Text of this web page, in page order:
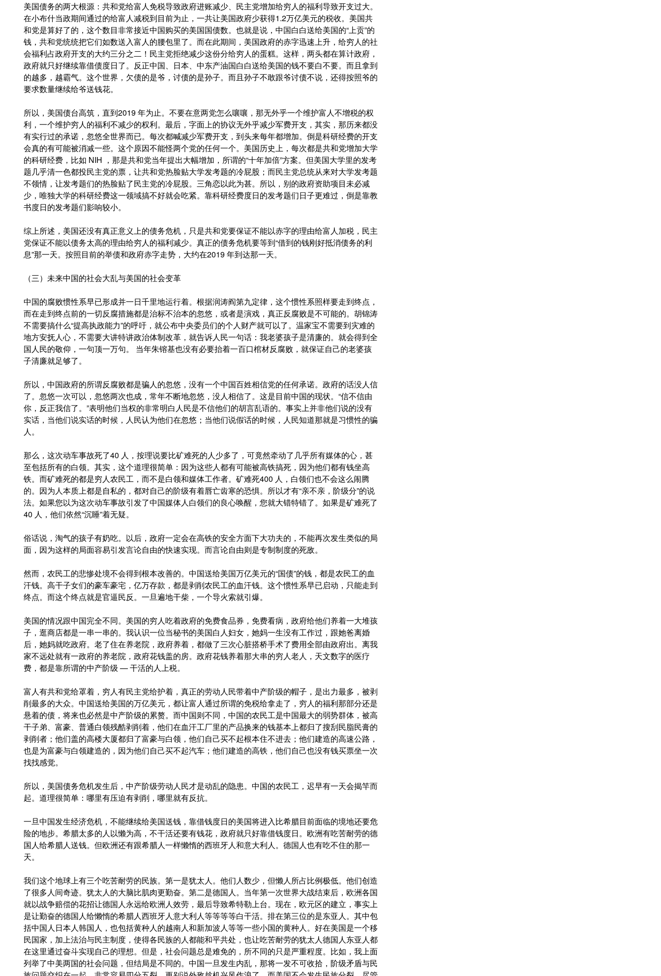
美国债务的两大根源：共和党给富人免税导致政府进账减少、民主党增加给穷人的福利导致开支过大。
在小布什当政期间通过的给富人减税到目前为止，一共让美国政府少获得1.2万亿美元的税收。美国共
和党是算好了的，这个数目非常接近中国购买的美国国债数。也就是说，中国白白送给美国的“上贡”的
钱，共和党统统把它们如数送入富人的腰包里了。而在此期间，美国政府的赤字迅速上升，给穷人的社
会福利占政府开支的大约三分之二！民主党拒绝减少这份分给穷人的蛋糕。这样，两头都在算计政府，
政府就只好继续靠借债度日了。反正中国、日本、中东产油国白白送给美国的钱不要白不要。而且拿到
的越多，越霸气。这个世界，欠债的是爷，讨债的是孙子。而且孙子不敢跟爷讨债不说，还得按照爷的
要求数量继续给爷送钱花。
所以，美国债台高筑，直到2019 年为止。不要在意两党怎么嚷嚷，那无外乎一个维护富人不增税的权
利，一个维护穷人的福利不减少的权利。最后，字面上的协议无外乎减少军费开支，其实，那历来都没
有实行过的承诺，忽悠全世界而已。每次都喊减少军费开支，到头来每年都增加。倒是科研经费的开支
会真的有可能被消减一些。这个原因不能怪两个党的任何一个。美国历史上，每次都是共和党增加大学
的科研经费，比如 NIH ，那是共和党当年提出大幅增加，所谓的“十年加倍”方案。但美国大学里的发考
题几乎清一色都投民主党的票，让共和党热脸贴大学发考题的冷屁股；而民主党总统从来对大学发考题
不领情，让发考题们的热脸贴了民主党的冷屁股。三角恋以此为甚。所以，别的政府资助项目未必减
少，唯独大学的科研经费这一领域搞不好就会吃紧。靠科研经费度日的发考题们日子更难过，倒是靠教
书度日的发考题们影响较小。
综上所述，美国还没有真正意义上的债务危机，只是共和党要保证不能以赤字的理由给富人加税，民主
党保证不能以债务太高的理由给穷人的福利减少。真正的债务危机要等到“借到的钱刚好抵消债务的利
息”那一天。按照目前的举债和政府赤字走势，大约在2019 年到达那一天。
（三）未来中国的社会大乱与美国的社会变革
中国的腐败惯性系早已形成并一日千里地运行着。根据润涛阎第九定律，这个惯性系照样要走到终点，
而在走到终点前的一切反腐措施都是治标不治本的忽悠，或者是演戏，真正反腐败是不可能的。胡锦涛
不需要搞什么“提高执政能力”的呼吁，就公布中央委员们的个人财产就可以了。温家宝不需要到灾难的
地方安抚人心，不需要大讲特讲政治体制改革，就告诉人民一句话：我老婆孩子是清廉的。就会得到全
国人民的敬仰，一句顶一万句。 当年朱镕基也没有必要抬着一百口棺材反腐败，就保证自己的老婆孩
子清廉就足够了。
所以，中国政府的所谓反腐败都是骗人的忽悠，没有一个中国百姓相信党的任何承诺。政府的话没人信
了。忽悠一次可以，忽悠两次也成，常年不断地忽悠，没人相信了。这是目前中国的现状。“信不信由
你，反正我信了。”表明他们当权的非常明白人民是不信他们的胡言乱语的。事实上并非他们说的没有
实话，当他们说实话的时候，人民认为他们在忽悠；当他们说假话的时候，人民知道那就是习惯性的骗
人。
那么，这次动车事故死了40 人，按理说要比矿难死的人少多了，可竟然牵动了几乎所有媒体的心，甚
至包括所有的白领。其实，这个道理很简单：因为这些人都有可能被高铁搞死，因为他们都有钱坐高
铁。而矿难死的都是穷人农民工，而不是白领和媒体工作者。矿难死400 人，白领们也不会这么闹腾
的。因为人本质上都是自私的，都对自己的阶级有着唇亡齿寒的恐惧。所以才有“亲不亲，阶级分”的说
法。如果您以为这次动车事故引发了中国媒体人白领们的良心唤醒，您就大错特错了。如果是矿难死了
40 人，他们依然“沉睡”着无疑。
俗话说，淘气的孩子有奶吃。以后，政府一定会在高铁的安全方面下大功夫的，不能再次发生类似的局
面，因为这样的局面容易引发言论自由的快速实现。而言论自由则是专制制度的死敌。
然而，农民工的悲惨处境不会得到根本改善的。中国送给美国万亿美元的“国债”的钱，都是农民工的血
汗钱。高干子女们的豪车豪宅，亿万存款，都是剥削农民工的血汗钱。这个惯性系早已启动，只能走到
终点。而这个终点就是官逼民反。一旦遍地干柴，一个导火索就引爆。
美国的情况跟中国完全不同。美国的穷人吃着政府的免费食品券，免费看病，政府给他们养着一大堆孩
子，逛商店都是一串一串的。我认识一位当秘书的美国白人妇女，她妈一生没有工作过，跟她爸离婚
后，她妈就吃政府。老了住在养老院，政府养着，都做了三次心脏搭桥手术了费用全部由政府出。离我
家不远处就有一政府的养老院，政府花钱盖的房。政府花钱养着那大串的穷人老人，天文数字的医疗
费，都是靠所谓的中产阶级 — 干活的人上税。
富人有共和党给罩着，穷人有民主党给护着，真正的劳动人民带着中产阶级的帽子，是出力最多，被剥
削最多的大众。中国送给美国的万亿美元，都让富人通过所谓的免税给拿走了，穷人的福利那部分还是
悬着的债，将来也必然是中产阶级的累赘。而中国则不同，中国的农民工是中国最大的弱势群体，被高
干子弟、富豪、普通白领残酷剥削着，他们在血汗工厂里的产品换来的钱基本上都归了搜刮民脂民膏的
剥削者；他们盖的高楼大厦都归了富豪与白领，他们自己买不起根本住不进去；他们建造的高速公路，
也是为富豪与白领建造的，因为他们自己买不起汽车；他们建造的高铁，他们自己也没有钱买票坐一次
找找感觉。
所以，美国债务危机发生后，中产阶级劳动人民才是动乱的隐患。中国的农民工，迟早有一天会揭竿而
起。道理很简单：哪里有压迫有剥削，哪里就有反抗。
一旦中国发生经济危机，不能继续给美国送钱，靠借钱度日的美国将进入比希腊目前面临的境地还要危
险的地步。希腊太多的人以懒为高，不干活还要有钱花，政府就只好靠借钱度日。欧洲有吃苦耐劳的德
国人给希腊人送钱。但欧洲还有跟希腊人一样懒惰的西班牙人和意大利人。德国人也有吃不住的那一
天。
我们这个地球上有三个吃苦耐劳的民族。第一是犹太人。他们人数少，但懒人所占比例极低。他们创造
了很多人间奇迹。犹太人的大脑比肌肉更勤奋。第二是德国人。当年第一次世界大战结束后，欧洲各国
就以战争赔偿的花招让德国人永远给欧洲人效劳，最后导致希特勒上台。现在，欧元区的建立，事实上
是让勤奋的德国人给懒惰的希腊人西班牙人意大利人等等等等白干活。排在第三位的是东亚人。其中包
括中国人日本人韩国人，也包括黄种人的越南人和新加波人等等一些小国的黄种人。好在美国是一个移
民国家，加上法治与民主制度，使得各民族的人都能和平共处，也让吃苦耐劳的犹太人德国人东亚人都
在这里通过奋斗实现自己的理想。但是，社会问题总是难免的，所不同的只是严重程度。比如，我上面
列举了中美两国的社会问题，但结局是不同的。中国一旦发生内乱，那将一发不可收拾，阶级矛盾与民